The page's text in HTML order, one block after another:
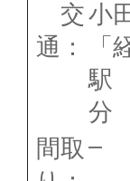
交
通：
小
「
駅
分
間取 –